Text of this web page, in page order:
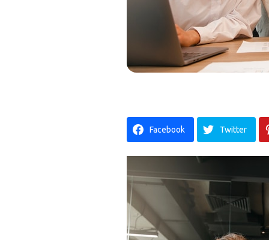
Facebook Twitter